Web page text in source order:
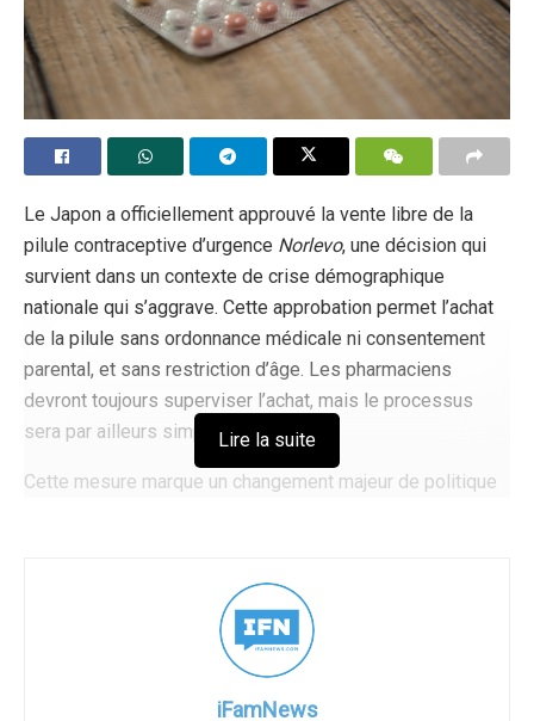
Le Japon a officiellement approuvé la vente libre de la
pilule contraceptive d’urgence Norlevo, une décision qui
survient dans un contexte de crise démographique
nationale qui s’aggrave. Cette approbation permet l’achat
de la pilule sans ordonnance médicale ni consentement
parental, et sans restriction d’âge. Les pharmaciens
devront toujours superviser l’achat, mais le processus
sera par ailleurs simple et direct.
Cette mesure marque un changement majeur de politique
médicale pour la contraception d’urgence — une règle qui
limitait souvent l’accès. Le ministère de la Santé, du
Travail et des Affaires sociales a présenté cette décision
comme une question d’amélioration de l’accès à la santé
Lire la suite
iFamNews